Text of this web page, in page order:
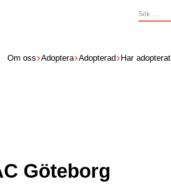
Sök
efter:
Om oss Adoptera Adopterad Har adopterat
Göteborg